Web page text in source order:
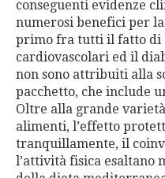
conseguenti evidenze
numerosi benefici per
primo fra tutti il fatto di
cardiovascolari ed il
non sono attribuiti alla
pacchetto, che include
Oltre alla grande
alimenti, l’effetto
tranquillamente, il
l’attività fisica esaltano